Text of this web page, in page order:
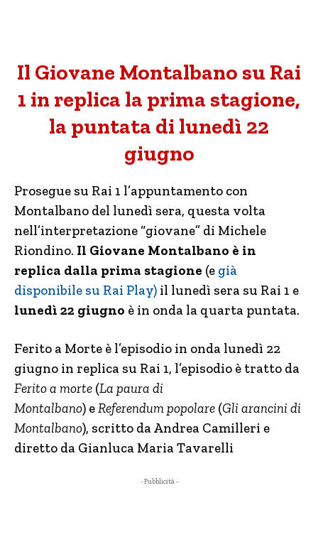
Il Giovane Montalbano su Rai
1 in replica la prima stagione,
la puntata di lunedì 22
giugno
Prosegue su Rai 1 l’appuntamento con
Montalbano del lunedì sera, questa volta
nell’interpretazione “giovane” di Michele
Riondino. Il Giovane Montalbano è in
replica dalla prima stagione (e già
disponibile su Rai Play) il lunedì sera su Rai 1 e
lunedì 22 giugno è in onda la quarta puntata.
Ferito a Morte è l’episodio in onda lunedì 22
giugno in replica su Rai 1, l’episodio è tratto da
Ferito a morte (La paura di
Montalbano) eReferendum popolare (Gli arancini di
Montalbano), scritto da Andrea Camilleri e
diretto da Gianluca Maria Tavarelli
- Pubblicità -